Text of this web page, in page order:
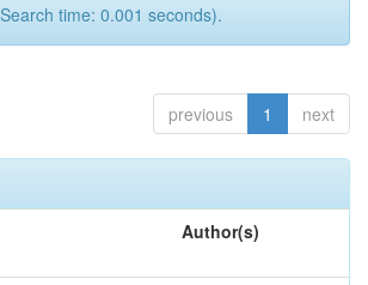
time: 0.001 seconds).
previous 1 next
Author(s)